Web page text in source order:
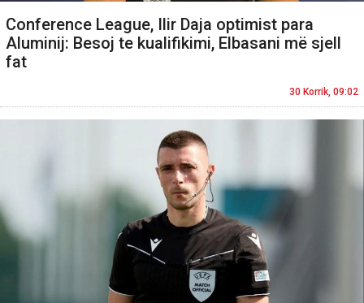
Conference League, Ilir Daja optimist para
Aluminij: Besoj te kualifikimi, Elbasani më sjell
fat
30 Korrik, 09:02